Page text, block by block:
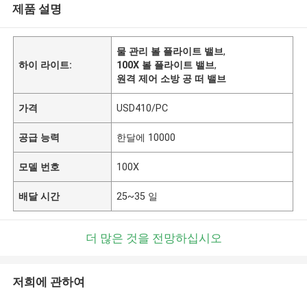
제품 설명
하이 라이트:
물 관리 볼 플라이트 밸브,
100X 볼 플라이트 밸브,
원격 제어 소방 공 떠 밸브
가격 USD410/PC
공급 능력 한달에 10000
모델 번호 100X
배달 시간 25~35 일
더 많은 것을 전망하십시오
저희에 관하여